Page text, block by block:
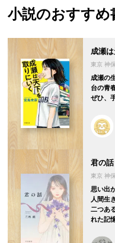
小説のおすすめ
成瀬
東京 神
成瀬の
台の青
ぜひ、
君の話
東京 神
思い出
人間生
二つあ
れた記